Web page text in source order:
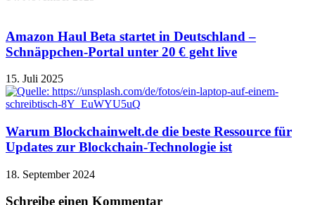
Amazon Haul Beta startet in Deutschland –
Schnäppchen-Portal unter 20 € geht live
15. Juli 2025
Warum Blockchainwelt.de die beste Ressource für
Updates zur Blockchain-Technologie ist
18. September 2024
Schreibe einen Kommentar